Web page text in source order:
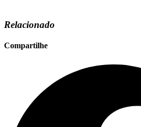
Relacionado
Compartilhe